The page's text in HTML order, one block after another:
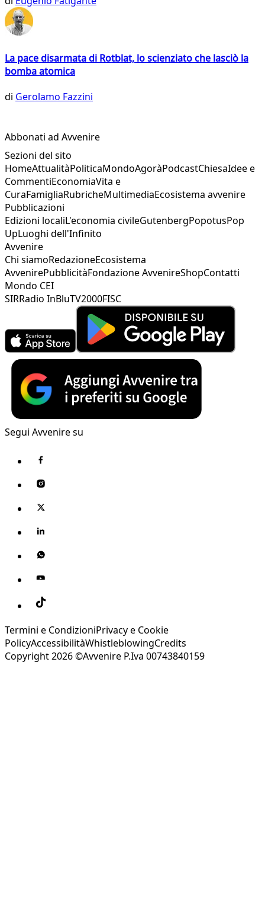
La pace disarmata di Rotblat, lo scienziato che lasciò la
bomba atomica
di Gerolamo Fazzini
Abbonati ad Avvenire
Sezioni del sito
HomeAttualitàPoliticaMondoAgoràPodcastChiesaIdee e
CommentiEconomiaVita e
CuraFamigliaRubricheMultimediaEcosistema avvenire
Pubblicazioni
Edizioni localiL'economia civileGutenbergPopotusPop
UpLuoghi dell'Infinito
Avvenire
Chi siamoRedazioneEcosistema
AvvenirePubblicitàFondazione AvvenireShopContatti
Mondo CEI
SIRRadio InBluTV2000FISC
Segui Avvenire su
Termini e CondizioniPrivacy e Cookie
PolicyAccessibilitàWhistleblowingCredits
Copyright 2026 ©Avvenire P.Iva 00743840159